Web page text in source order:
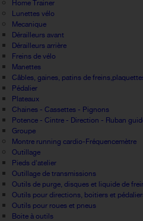
Home Trainer
Lunettes vélo
Mecanique
Dérailleurs avant
Dérailleurs arrière
Freins de vélo
Manettes
Câbles, gaines, patins de
Pédalier
Plateaux
Chaines - Cassettes - Pignons
Potence - Cintre - Direction - Ruban
Groupe
Montre running cardio-Fréquencemètre
Outillage
Pieds d'atelier
Outillage de transmissions
Outils de purge, disques et liquide de
Outils pour directions, boitiers et
Outils pour roues et pneus
Boite à outils